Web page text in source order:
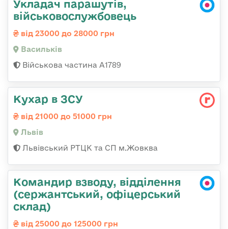
Укладач парашутів,
військовослужбовець
від 23000 до 28000 грн
Васильків
Військова частина А1789
Кухар в ЗСУ
від 21000 до 51000 грн
Львів
Львівський РТЦК та СП м.Жовква
Командир взводу, відділення
(сержантський, офіцерський
склад)
від 25000 до 125000 грн